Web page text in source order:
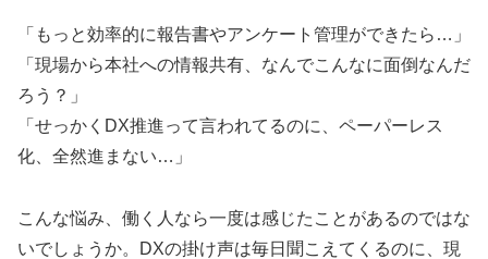
「もっと効率的に報告書やアンケート管理ができたら…」
「現場から本社への情報共有、なんでこんなに面倒なんだ
ろう？」
「せっかくDX推進って言われてるのに、ペーパーレス
化、全然進まない…」
こんな悩み、働く人なら一度は感じたことがあるのではな
いでしょうか。DXの掛け声は毎日聞こえてくるのに、現